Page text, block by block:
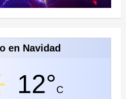
en Navidad
12°C